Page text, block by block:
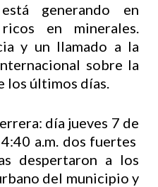
generando en
en minerales.
y un llamado a la
sobre la
los últimos días.
día jueves 7 de
a.m. dos fuertes
despertaron a los
del municipio y